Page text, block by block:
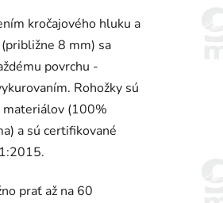
kročajového hluku a
8 mm) sa
povrchu -
Rohožky sú
materiálov (100%
a sú certifikované
prať až na 60